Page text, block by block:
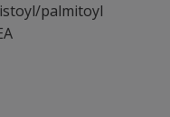
palmitoyl